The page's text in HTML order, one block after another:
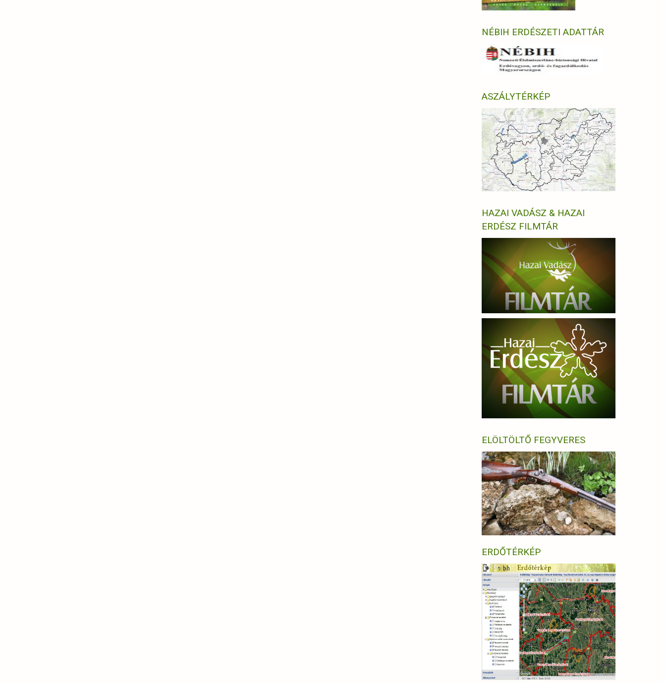
NÉBIH ERDÉSZETI ADATTÁR
ASZÁLYTÉRKÉP
HAZAI VADÁSZ & HAZAI
ERDÉSZ FILMTÁR
ELÖLTÖLTŐ FEGYVERES
ERDŐTÉRKÉP